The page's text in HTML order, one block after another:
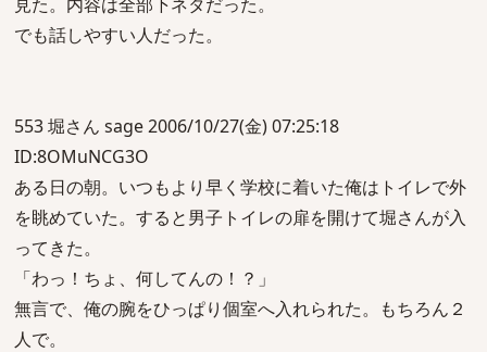
でも話しやすい人だった。
553 堀さん sage 2006/10/27(金) 07:25:18
ID:8OMuNCG3O
ある日の朝。いつもより早く学校に着いた俺はトイレで外
を眺めていた。すると男子トイレの扉を開けて堀さんが入
ってきた。
「わっ！ちょ、何してんの！？」
無言で、俺の腕をひっぱり個室へ入れられた。もちろん２
人で。